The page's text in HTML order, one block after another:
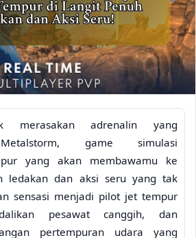
merasakan adrenalin yang
game simulasi
yang akan membawamu ke
ledakan dan aksi seru yang tak
sensasi menjadi pilot jet tempur
pesawat canggih, dan
pertempuran udara yang